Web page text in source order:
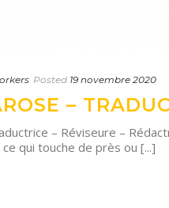
Posted 19 novembre 2020
–
– Réviseure –
qui touche de près ou [...]